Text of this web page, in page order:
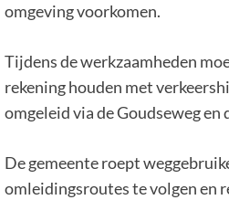
omgeving voorkomen.
Tijdens de werkzaamheden
rekening houden met
omgeleid via de Goudseweg en
De gemeente roept
omleidingsroutes te volgen en